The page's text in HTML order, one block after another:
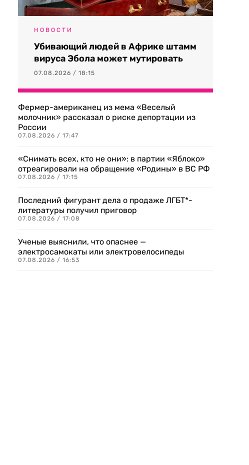
НОВОСТИ
Убивающий людей в Африке штамм
вируса Эбола может мутировать
07.08.2026 / 18:15
Фермер-американец из мема «Веселый
молочник» рассказал о риске депортации из
России
07.08.2026 / 17:47
«Снимать всех, кто не они»: в партии «Яблоко»
отреагировали на обращение «Родины» в ВС РФ
07.08.2026 / 17:15
Последний фигурант дела о продаже ЛГБТ*-
литературы получил приговор
07.08.2026 / 17:08
Ученые выяснили, что опаснее —
электросамокаты или электровелосипеды
07.08.2026 / 16:53